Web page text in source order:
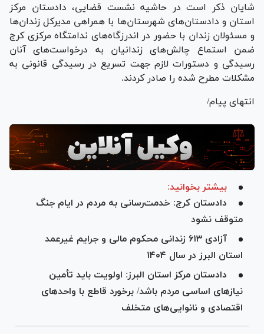
شایان ذکر است در حاشیه نشست قضایی، دادستان مرکز
استان و دادستان‌های شهرستان‌ها با همراهی مدیرکل زندان‌ها
و مسئولان زندان با حضور در اندرزگاه‌های ندامتگاه مرکزی کرج
ضمن استماع چالش‌های زندانیان به درخواست‌های آنان
رسیدگی و دستورات لازم جهت تسریع در رسیدگی قانونی به
مشکلات مطرح شده را صادر کردند.
انتهای پیام/
بیشتر بخوانید:
دادستان کرج: خدمت‌رسانی به مردم در ایام جنگ
متوقف نشود
آزادی ۶۱۳ زندانی محکوم مالی و جرایم غیرعمد
استان البرز در سال ۱۴۰۴
دادستان مرکز استان البرز: اولویت باید تأمین
نیاز‌های اساسی مردم باشد/ برخورد قاطع با واحد‌های
اقتصادی و نانوایی‌های متخلف